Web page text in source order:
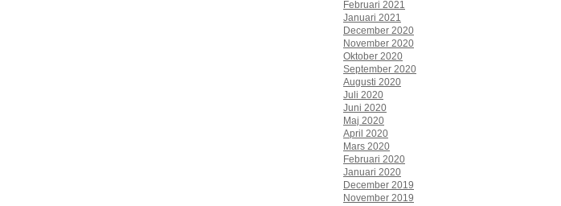
Februari 2021
Januari 2021
December 2020
November 2020
Oktober 2020
September 2020
Augusti 2020
Juli 2020
Juni 2020
Maj 2020
April 2020
Mars 2020
Februari 2020
Januari 2020
December 2019
November 2019